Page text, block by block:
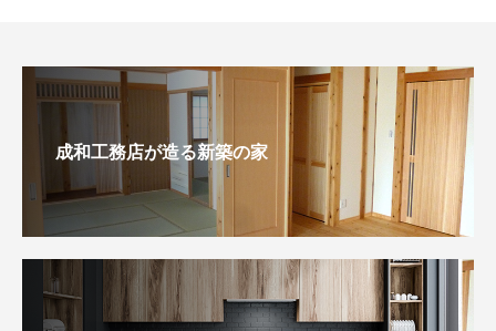
成和工務店が造る新築の家